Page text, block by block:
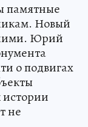
памятные
Новый
Юрий
о подвигах
истории
не